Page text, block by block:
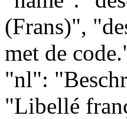
(Frans)",
met de
"nl":
"Libellé